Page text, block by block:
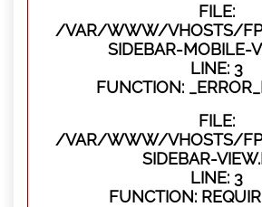
FILE:
/VAR/WWW/VHOSTS/
SIDEBAR-MOBILE-
LINE: 3
FUNCTION:
FILE:
/VAR/WWW/VHOSTS/
SIDEBAR-
LINE: 3
FUNCTION: